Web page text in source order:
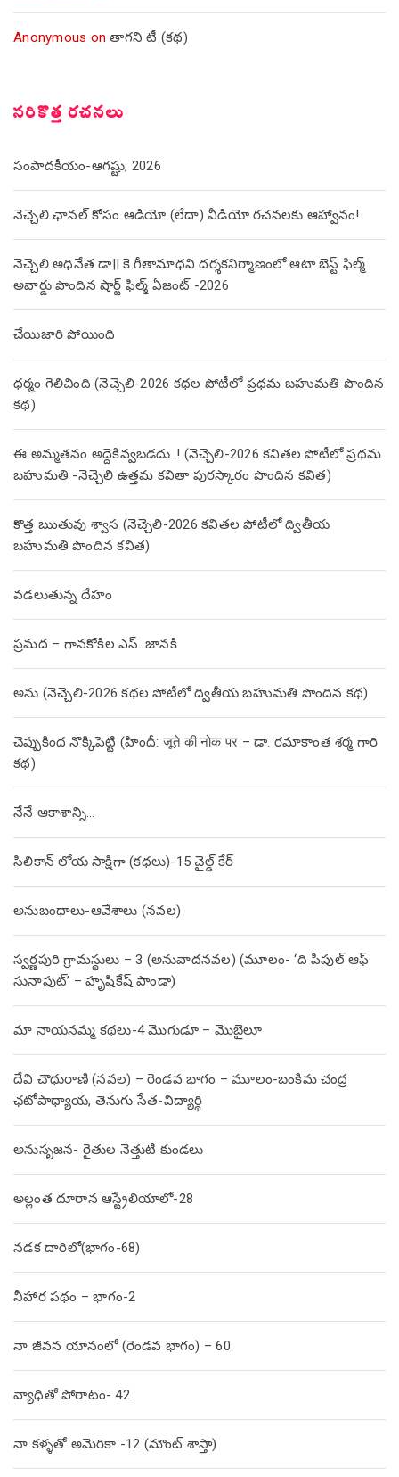
Anonymous onతాగని టీ (కథ)
సరికొత్త రచనలు
సంపాదకీయం-ఆగష్టు, 2026
నెచ్చెలి ఛానల్ కోసం ఆడియో (లేదా) వీడియో రచనలకు ఆహ్వానం!
నెచ్చెలి అధినేత డా|| కె.గీతామాధవి దర్శకనిర్మాణంలో ఆటా బెస్ట్ ఫిల్మ్
అవార్డు పొందిన షార్ట్ ఫిల్మ్ ఏజంట్ -2026
చేయిజారి పోయింది
ధర్మం గెలిచింది (నెచ్చెలి-2026 కథల పోటీలో ప్రథమ బహుమతి పొందిన
కథ)
ఈ అమ్మతనం అద్దెకివ్వబడదు..! (నెచ్చెలి-2026 కవితల పోటీలో ప్రథమ
బహుమతి -నెచ్చెలి ఉత్తమ కవితా పురస్కారం పొందిన కవిత)
కొత్త ఋతువు శ్వాస (నెచ్చెలి-2026 కవితల పోటీలో ద్వితీయ
బహుమతి పొందిన కవిత)
వడలుతున్న దేహం
ప్రమద – గానకోకిల ఎస్. జానకి
అను (నెచ్చెలి-2026 కథల పోటీలో ద్వితీయ బహుమతి పొందిన కథ)
చెప్పుకింద నొక్కిపెట్టి (హిందీ: जूते की नोक पर – డా. రమాకాంత శర్మ గారి
కథ)
నేనే ఆకాశాన్ని…
సిలికాన్ లోయ సాక్షిగా (కథలు)-15 చైల్డ్ కేర్
అనుబంధాలు-ఆవేశాలు (నవల)
స్వర్ణపురి గ్రామస్థులు – 3 (అనువాదనవల) (మూలం- ‘ది పీపుల్ ఆఫ్
సునాపుట్’ – హృషికేష్ పాండా)
మా నాయనమ్మ కథలు-4 మొగుడూ – మొబైలూ
దేవి చౌధురాణి (నవల) – రెండవ భాగం – మూలం-బంకిమ చంద్ర
ఛటోపాధ్యాయ, తెనుగు సేత-విద్యార్థి
అనుసృజన- రైతుల నెత్తుటి కుండలు
అల్లంత దూరాన ఆస్ట్రేలియాలో-28
నడక దారిలో(భాగం-68)
నీహార పథం – భాగం-2
నా జీవన యానంలో (రెండవ భాగం) – 60
వ్యాధితో పోరాటం- 42
నా కళ్ళతో అమెరికా -12 (మౌంట్ శాస్తా)